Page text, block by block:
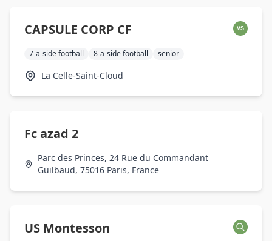
CAPSULE CORP CF VS
7-a-side football 8-a-side football senior
La Celle-Saint-Cloud
Fc azad 2
Parc des Princes, 24 Rue du Commandant
Guilbaud, 75016 Paris, France
US Montesson